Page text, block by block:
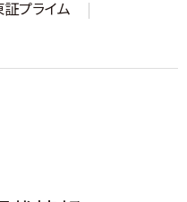
証プライム